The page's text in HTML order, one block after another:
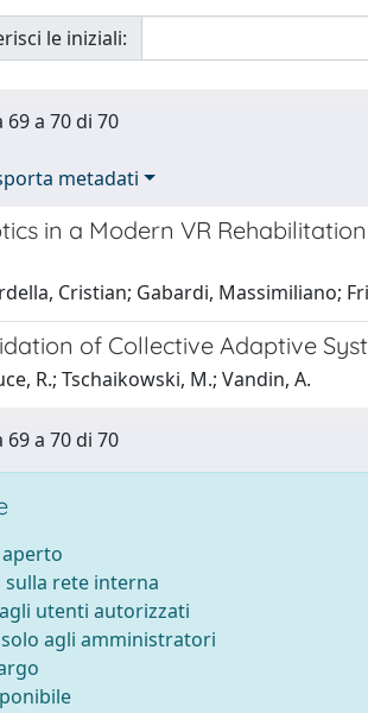
le iniziali:
a 70 di 70
metadati
in a Modern VR
Cristian; Gabardi, Massimiliano;
of Collective Adaptive
R.; Tschaikowski, M.; Vandin, A.
a 70 di 70
rete interna
utenti autorizzati
agli amministratori